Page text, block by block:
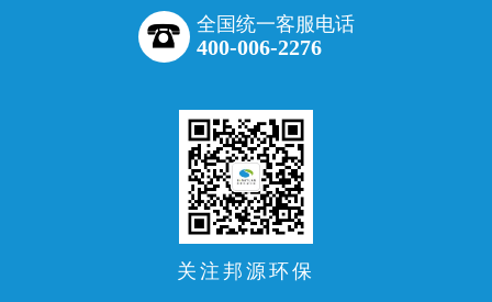
全国统一客服电话
400-006-2276
关注邦源环保